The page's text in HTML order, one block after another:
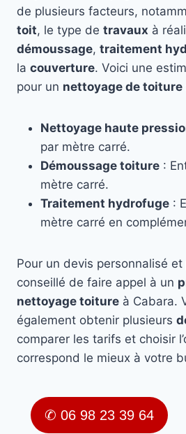
de plusieurs facteurs,
toit, le type de travaux à
démoussage, traitement
la couverture. Voici une
pour un nettoyage de toiture
Nettoyage haute
par mètre carré.
Démoussage toiture :
mètre carré.
Traitement hydrofuge :
mètre carré en
Pour un devis personnalisé
conseillé de faire appel à un
nettoyage toiture à Cabara.
également obtenir plusieurs
comparer les tarifs et choisir
correspond le mieux à votre
✆ 06 98 23 39 64